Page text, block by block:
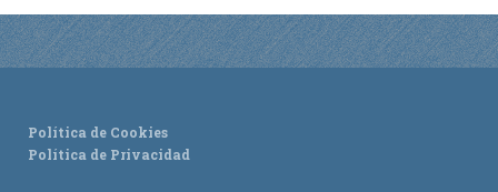
Política de Cookies
Política de Privacidad